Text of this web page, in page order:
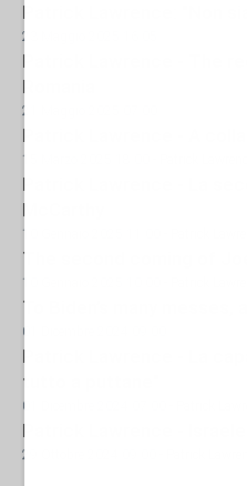
Patrick Lawrence: "Non
23 Maggio 2025 16:05
Patrick Lawrence - The
Romania
21 Maggio 2025 07:00
Patrick Lawrence - A
15 Marzo 2025 18:00
Patrick Lawrence - La
McCarthy
10 Gennaio 2025 11:00
The second coming of
10 Gennaio 2025 10:00
To Biden’s many messes,
01 Dicembre 2024 09:00
Patrick Lawrence - La
tutto a puttane"
01 Dicembre 2024 07:00
Patrick Lawrence -
29 Ottobre 2024 09:00